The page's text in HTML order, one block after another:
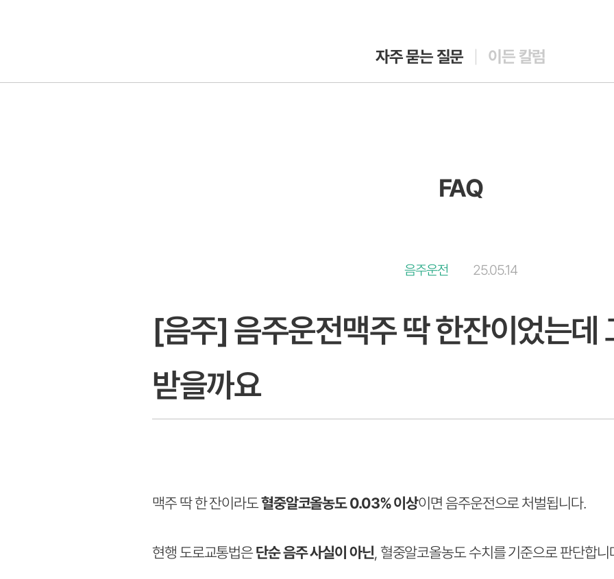
자주 묻는 질문 이든 칼럼
FAQ
음주운전 25.05.14
[음주] 음주운전맥주 딱 한잔이었는데
받을까요
맥주 딱 한 잔이라도혈중알코올농도 0.03% 이상이면 음주운전으로 처벌됩니다.
현행 도로교통법은단순 음주 사실이 아닌, 혈중알코올농도 수치를 기준으로 판단합니